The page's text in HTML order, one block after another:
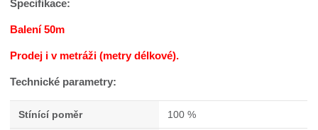
Specifikace:
Balení 50m
Prodej i v metráži (metry délkové).
Technické parametry:
Stínící poměr 100 %